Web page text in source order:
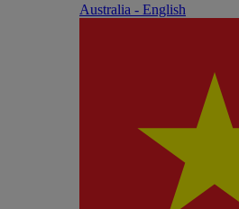
Australia - English